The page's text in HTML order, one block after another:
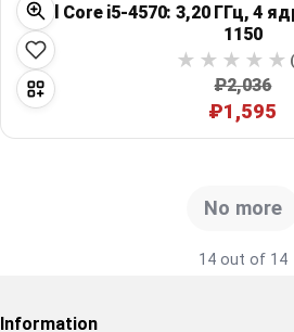
Intel Core i5-4570: 3,20 ГГц, 4
1150
₽2,036
₽1,595
No more
14 out of 14
Information